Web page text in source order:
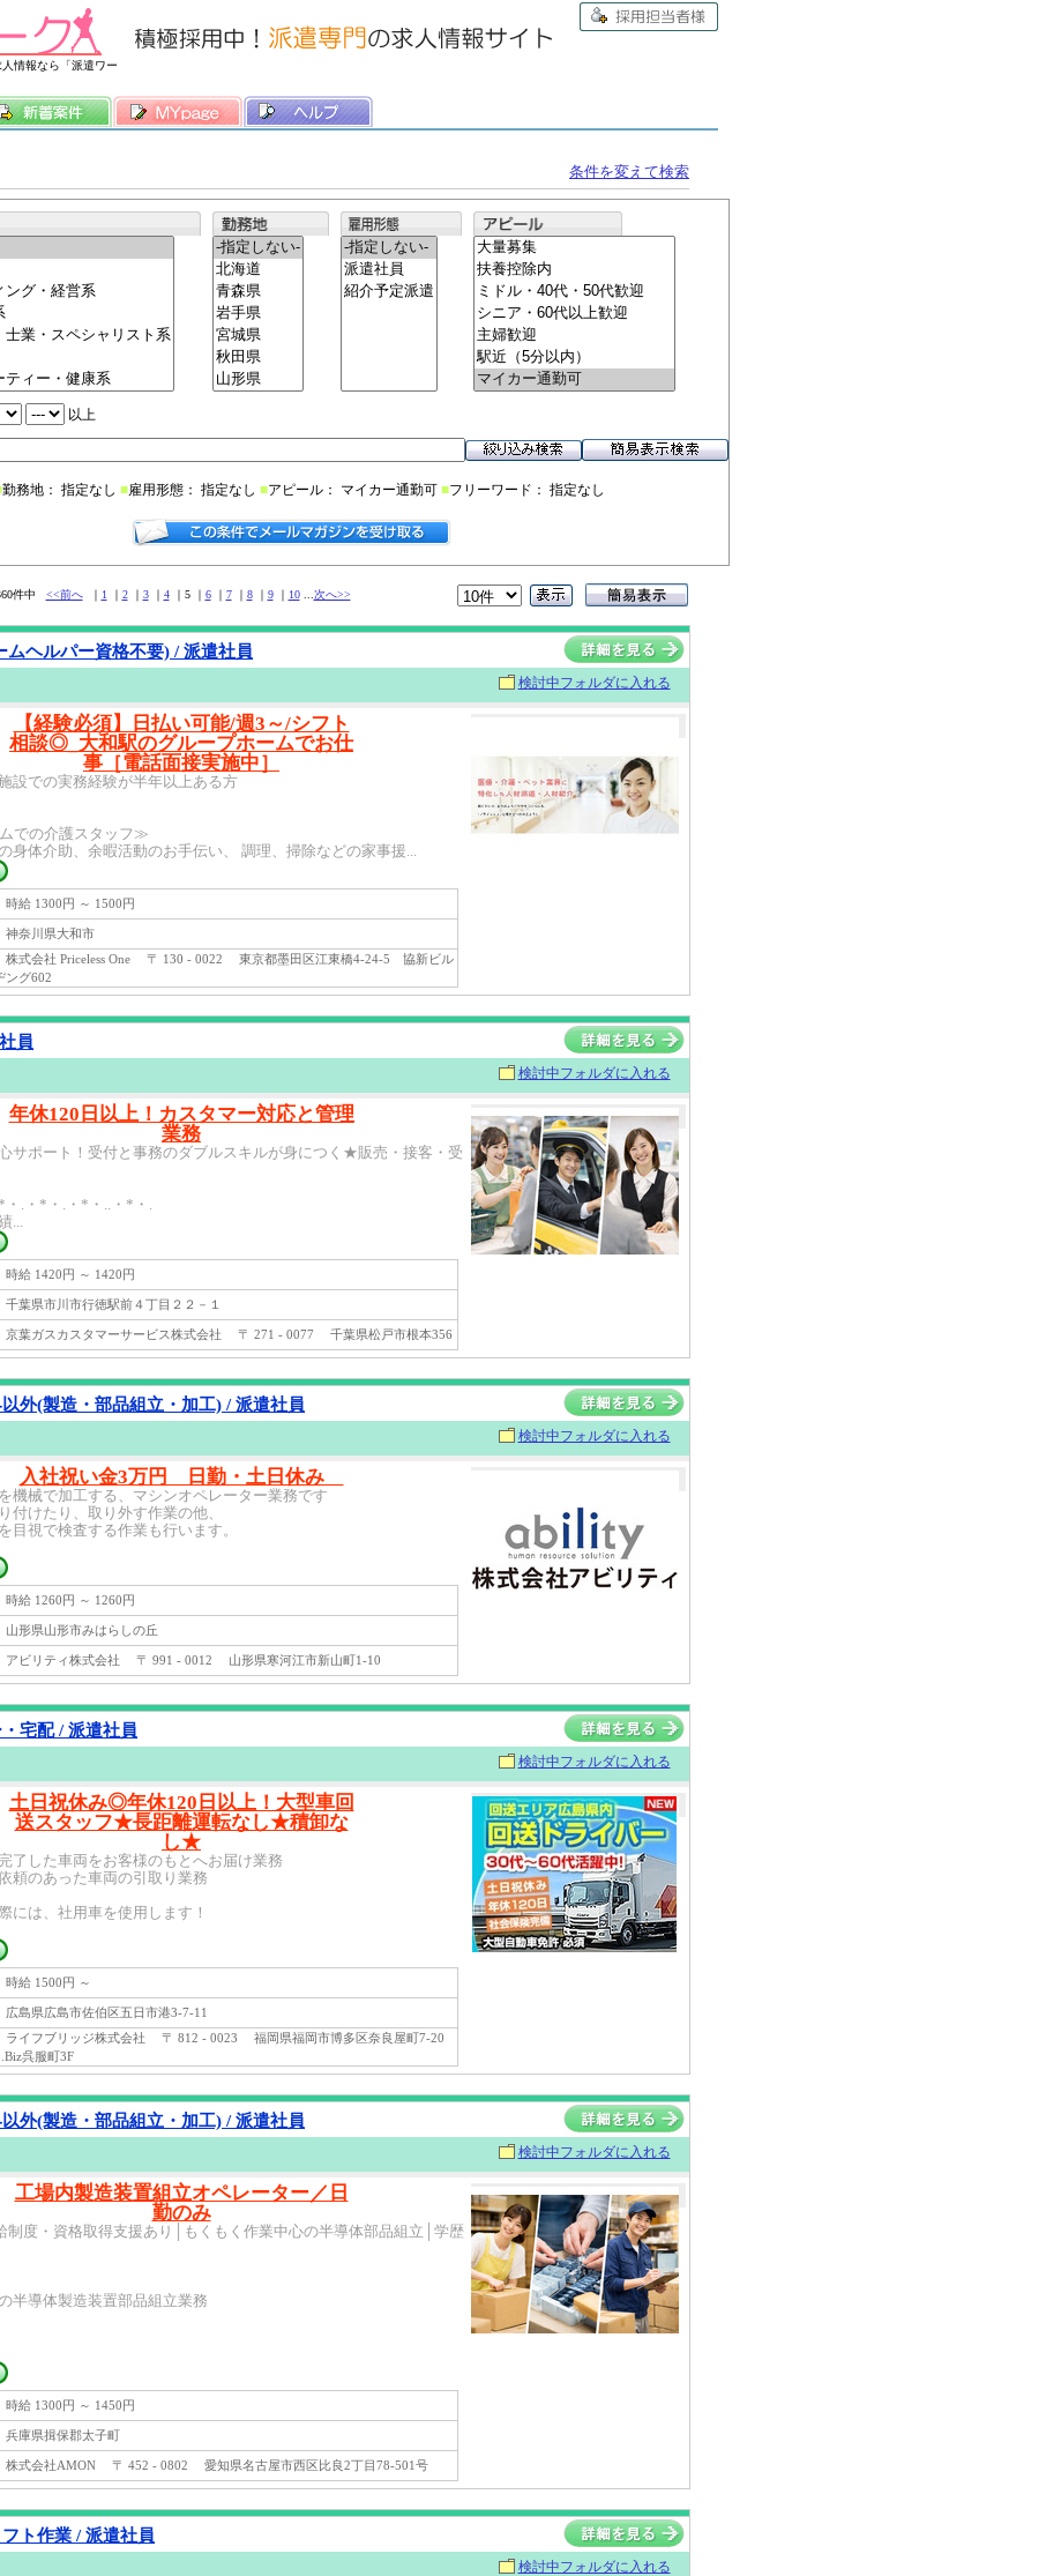
情報なら「派遣ワー
常時3500件以上の求人情報を掲載中
条件を変えて検索
以上
勤務地： 指定なし ■雇用形態： 指定なし ■アピール： マイカー通勤可 ■フリーワード： 指定なし
件中 <<前へ｜ 1 ｜ 2｜ 3｜ 4｜5 ｜ 6｜ 7｜ 8｜ 9｜ 10... 次へ>>
ムヘルパー資格不要) / 派遣社員
検討中フォルダに入れる
【経験必須】日払い可能/週3～/シフト
相談◎_大和駅のグループホームでお仕
事［電話面接実施中］
設での実務経験が半年以上ある方
での介護スタッフ≫
身体介助、余暇活動のお手伝い、 調理、掃除などの家事援...
時給 1300円 ～ 1500円
神奈川県大和市
株式会社 Priceless One 〒 130 - 0022 東京都墨田区江東橋4-24-5 協新ビル
ング602
員
検討中フォルダに入れる
年休120日以上！カスタマー対応と管理
業務
サポート！受付と事務のダブルスキルが身につく★販売・接客・受
・.・*・.・*・..・*・.
...
時給 1420円 ～ 1420円
千葉県市川市行徳駅前４丁目２２－１
京葉ガスカスタマーサービス株式会社 〒 271 - 0077 千葉県松戸市根本356
外(製造・部品組立・加工) / 派遣社員
検討中フォルダに入れる
入社祝い金3万円 日勤・土日休み
機械で加工する、マシンオペレーター業務です
付けたり、取り外す作業の他、
目視で検査する作業も行います。
時給 1260円 ～ 1260円
山形県山形市みはらしの丘
アビリティ株式会社 〒 991 - 0012 山形県寒河江市新山町1-10
・宅配 / 派遣社員
検討中フォルダに入れる
土日祝休み◎年休120日以上！大型車回
送スタッフ★長距離運転なし★積卸な
し★
了した車両をお客様のもとへお届け業務
頼のあった車両の引取り業務
には、社用車を使用します！
時給 1500円 ～
広島県広島市佐伯区五日市港3-7-11
ライフブリッジ株式会社 〒 812 - 0023 福岡県福岡市博多区奈良屋町7-20
呉服町3F
外(製造・部品組立・加工) / 派遣社員
検討中フォルダに入れる
工場内製造装置組立オペレーター／日
勤のみ
制度・資格取得支援あり│もくもく作業中心の半導体部品組立│学歴
半導体製造装置部品組立業務
時給 1300円 ～ 1450円
兵庫県揖保郡太子町
株式会社AMON 〒 452 - 0802 愛知県名古屋市西区比良2丁目78-501号
ト作業 / 派遣社員
検討中フォルダに入れる